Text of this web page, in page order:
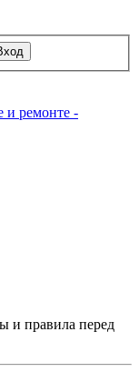
и правила перед